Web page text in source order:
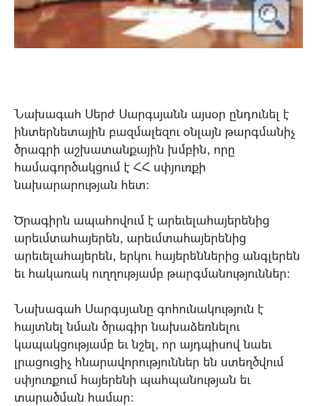
Նախագահ Սերժ Սարգսյանն այսօր ընդունել է
ինտերնետային բազմալեզու օնլայն թարգմանիչ
ծրագրի աշխատանքային խմբին, որը
համագործակցում է ՀՀ սփյուռքի
նախարարության հետ:
Ծրագիրն ապահովում է արեւելահայերենից
արեւմտահայերեն, արեւմտահայերենից
արեւելահայերեն, երկու հայերեններից անգլերեն
եւ հակառակ ուղղությամբ թարգմանություններ:
Նախագահ Սարգսյանը գոհունակություն է
հայտնել նման ծրագիր նախաձեռնելու
կապակցությամբ եւ նշել, որ այդպիսով նաեւ
լրացուցիչ հնարավորություններ են ստեղծվում
սփյուռքում հայերենի պահպանության եւ
տարածման համար: